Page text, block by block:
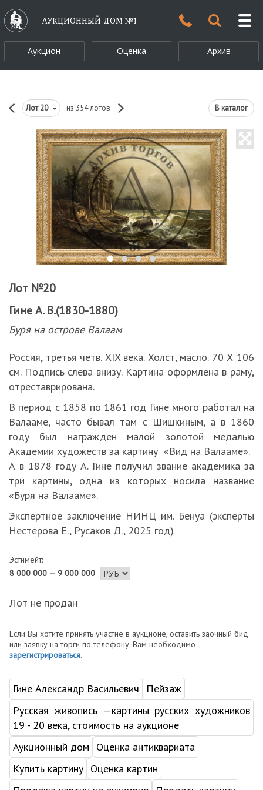
АУКЦИОННЫЙ ДОМ №1
Аукцион Оценка Архив
Лот20 из 354 лотов В каталог
Лот №20
Гине А. В.(1830-1880)
Буря на острове Валаам
Россия, третья четв. XIX века. Холст, масло. 70 Х 106
см. Подпись слева внизу. Картина оформлена в раму,
отреставрирована.
В период с 1858 по 1861 год Гине много работал на
Валааме, часто бывал там с Шишкиным, а в 1860
году был награжден малой золотой медалью
Академии художеств за картину «Вид на Валааме».
А в 1878 году А. Гине получил звание академика за
три картины, одна из которых носила название
«Буря на Валааме».
Экспертное заключение НИНЦ им. Бенуа (эксперты
Нестерова Е., Русаков Д., 2025 год)
Эстимейт:
8 000 000 — 9 000 000
Лот не продан
Если Вы хотите принять участие в аукционе, оставить заочный бид
или заявку на торги по телефону, Вам необходимо
зарегистрироваться.
Гине Александр Васильевич
Пейзаж
Русская живопись —картины русских художников
19 - 20 века, стоимость на аукционе
Аукционный дом
Оценка антиквариата
Купить картину Оценка картин